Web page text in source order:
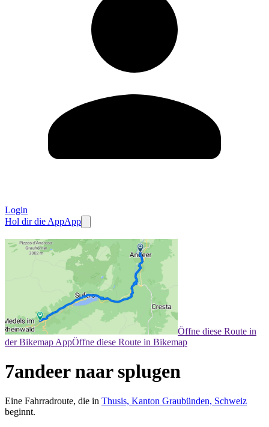
Login
Hol dir die AppApp
Öffne diese Route in
der Bikemap AppÖffne diese Route in Bikemap
7andeer naar splugen
Eine Fahrradroute, die in Thusis, Kanton Graubünden, Schweiz
beginnt.